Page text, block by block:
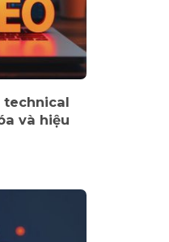
technical
và hiệu